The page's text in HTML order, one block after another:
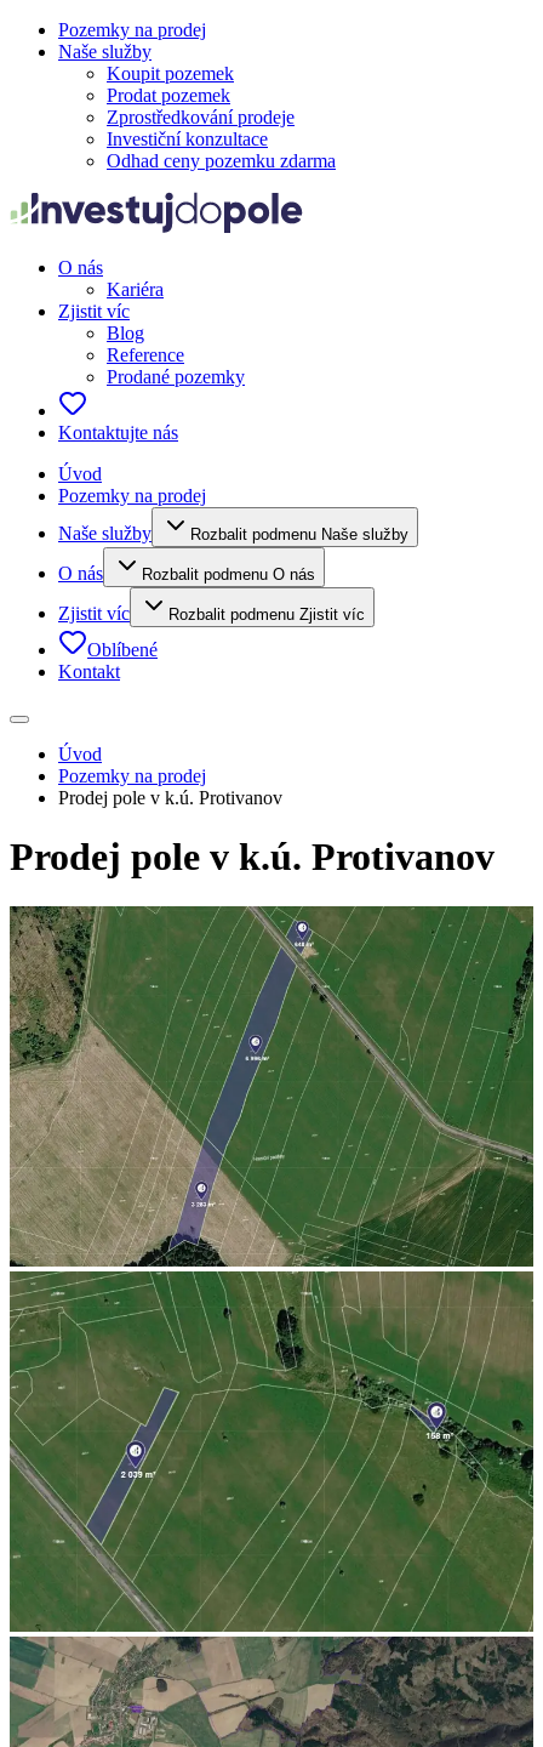
Pozemky na prodej
Naše služby
Koupit pozemek
Prodat pozemek
Zprostředkování prodeje
Investiční konzultace
Odhad ceny pozemku zdarma
O nás
Kariéra
Zjistit víc
Blog
Reference
Prodané pozemky
Kontaktujte nás
Úvod
Pozemky na prodej
Naše služby
Rozbalit podmenu Naše služby
O nás Rozbalit podmenu O nás
Zjistit víc Rozbalit podmenu Zjistit víc
Oblíbené
Kontakt
Úvod
Pozemky na prodej
Prodej pole v k.ú. Protivanov
Prodej pole v k.ú. Protivanov